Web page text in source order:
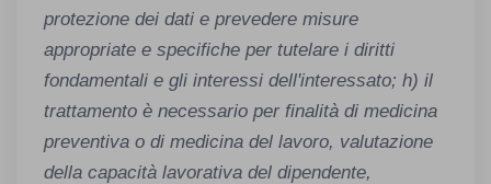
protezione dei dati e prevedere misure
appropriate e specifiche per tutelare i diritti
fondamentali e gli interessi dell'interessato; h) il
trattamento è necessario per finalità di medicina
preventiva o di medicina del lavoro, valutazione
della capacità lavorativa del dipendente,